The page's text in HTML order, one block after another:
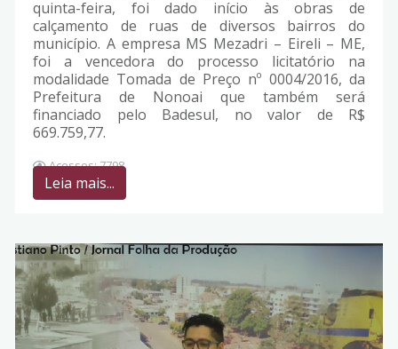
quinta-feira, foi dado início às obras de
calçamento de ruas de diversos bairros do
município. A empresa MS Mezadri – Eireli – ME,
foi a vencedora do processo licitatório na
modalidade Tomada de Preço nº 0004/2016, da
Prefeitura de Nonoai que também será
financiado pelo Badesul, no valor de R$
669.759,77.
Acessos: 7798
Leia mais...